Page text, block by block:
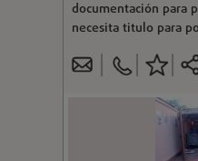
documentación para
necesita titulo para